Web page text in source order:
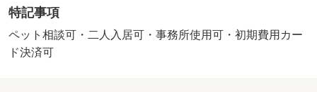
機能があり、共用部には宅配ボックスが備え付けられてい
ます。・バイク置場：有（無料）・駐輪場：有/鍵交換費
用 22000円/その他 20000円
特記事項
ペット相談可・二人入居可・事務所使用可・初期費用カー
ド決済可